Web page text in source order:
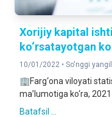
Xorijiy kapital
ko‘rsatayotgan
10/01/2022 • So'nggi
🏢Farg‘ona viloyati
ma’lumotiga ko‘ra,
Batafsil ...